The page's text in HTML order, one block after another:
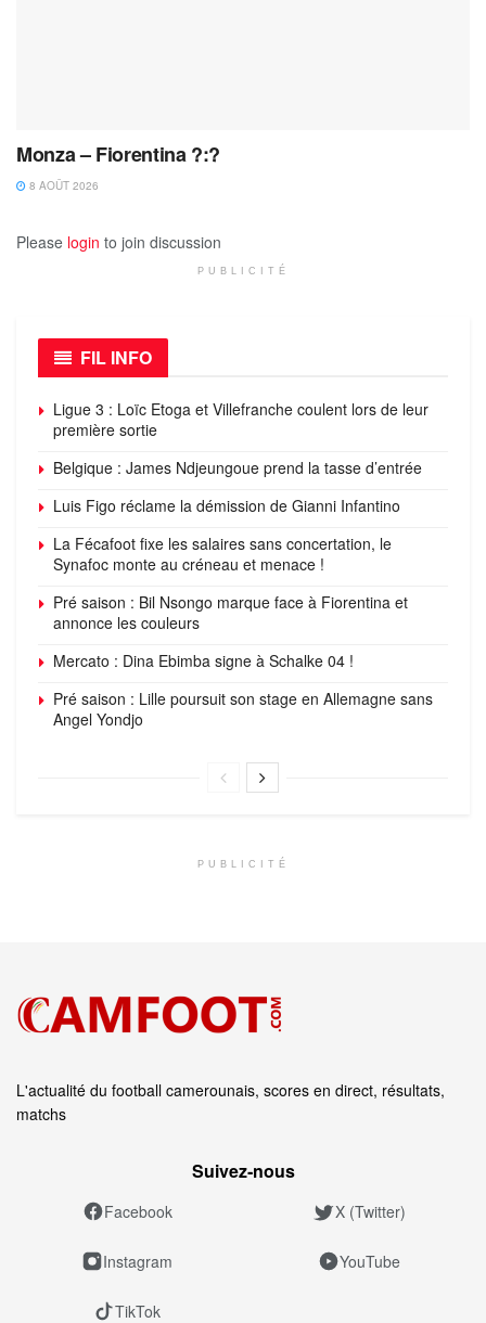
Monza – Fiorentina ?:?
8 AOÛT 2026
Please login to join discussion
PUBLICITÉ
FIL INFO
Ligue 3 : Loïc Etoga et Villefranche coulent lors de leur
première sortie
Belgique : James Ndjeungoue prend la tasse d’entrée
Luis Figo réclame la démission de Gianni Infantino
La Fécafoot fixe les salaires sans concertation, le
Synafoc monte au créneau et menace !
Pré saison : Bil Nsongo marque face à Fiorentina et
annonce les couleurs
Mercato : Dina Ebimba signe à Schalke 04 !
Pré saison : Lille poursuit son stage en Allemagne sans
Angel Yondjo
PUBLICITÉ
L'actualité du football camerounais, scores en direct, résultats,
matchs
Suivez‑nous
Facebook X (Twitter)
Instagram YouTube
TikTok